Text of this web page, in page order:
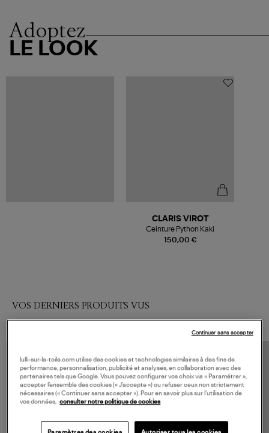
Adoptez
LE LOOK
150,00 €
CLARIS VIROT
Ceinture Python Kaki
VOS DERNIERS PRODUITS VUS
lulli-sur-la-toile.com utilise des cookies et technologies similaires à des fins de
performance, personnalisation, publicité et analyses, en collaboration avec des
partenaires tels que Google. Vous pouvez configurer vos choix via « Paramétrer »,
accepter l’ensemble des cookies (« J’accepte ») ou refuser ceux non strictement
nécessaires (« Continuer sans accepter »). Pour en savoir plus sur l’utilisation de
vos données, consulter notre politique de cookies
Continuer sans accepter